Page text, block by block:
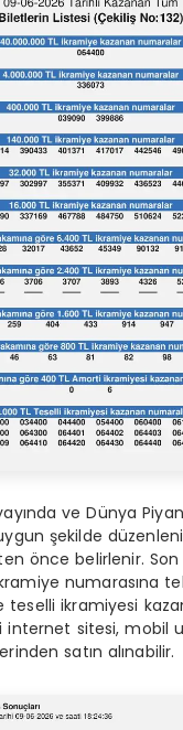
ve Dünya
şekilde
önce belirlenir. Son
numarasına
teselli ikramiyesi
internet sitesi, mobil
satın alınabilir.